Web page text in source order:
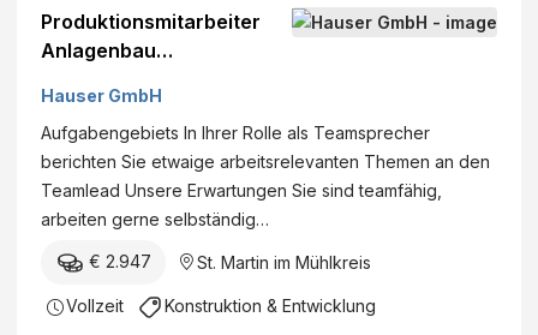
Produktionsmitarbeiter
Anlagenbau
Hauser GmbH
Aufgabengebiets In Ihrer Rolle als Teamsprecher
berichten Sie etwaige arbeitsrelevanten Themen an den
Teamlead Unsere Erwartungen Sie sind teamfähig,
arbeiten gerne selbständig…
€ 2.947 St. Martin im Mühlkreis
Vollzeit Konstruktion & Entwicklung